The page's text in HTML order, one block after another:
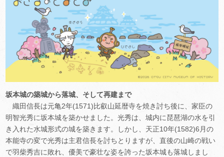
坂本城の築城から落城、そして再建まで
織田信長は元亀2年(1571)比叡山延暦寺を焼き討ち後に、家臣の
明智光秀に坂本城を築かせました。光秀は、城内に琵琶湖の水を引
き入れた水城形式の城を築きます。しかし、天正10年(1582)6月の
本能寺の変で光秀は主君信長を討ちとりますが、直後の山崎の戦い
で羽柴秀吉に敗れ、優美で豪壮な姿を誇った坂本城も落城しまし